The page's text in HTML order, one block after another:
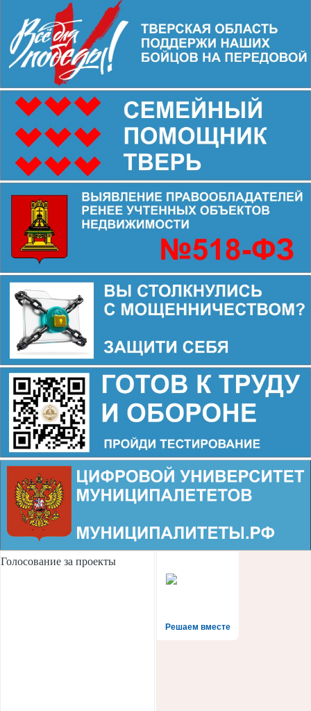
Голосование за проекты
Решаем вместе